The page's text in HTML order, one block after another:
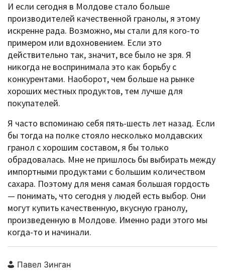
И если сегодня в Молдове стало больше
производителей качественной гранолы, я этому
искренне рада. Возможно, мы стали для кого-то
примером или вдохновением. Если это
действительно так, значит, все было не зря. Я
никогда не воспринимала это как борьбу с
конкурентами. Наоборот, чем больше на рынке
хороших местных продуктов, тем лучше для
покупателей.
Я часто вспоминаю себя пять-шесть лет назад. Если
бы тогда на полке стояло несколько молдавских
гранол с хорошим составом, я бы только
обрадовалась. Мне не пришлось бы выбирать между
импортными продуктами с большим количеством
сахара. Поэтому для меня самая большая гордость
— понимать, что сегодня у людей есть выбор. Они
могут купить качественную, вкусную гранолу,
произведенную в Молдове. Именно ради этого мы
когда-то и начинали.
Павел Зинган